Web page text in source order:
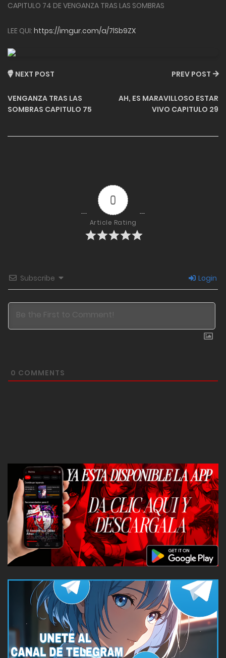
CAPITULO 74 DE VENGANZA TRAS LAS SOMBRAS
LEE QUI: https://imgur.com/a/7lSb9ZX
NEXT POST
VENGANZA TRAS LAS
SOMBRAS CAPITULO 75
PREV POST
AH, ES MARAVILLOSO ESTAR
VIVO CAPITULO 29
0
Article Rating
Subscribe Login
0 COMMENTS